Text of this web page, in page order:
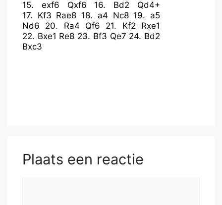
15. exf6 Qxf6 16. Bd2
Qd4+
17. Kf3 Rae8 18. a4 Nc8 19. a5
Nd6
20. Ra4 Qf6 21. Kf2
Rxe1
22. Bxe1 Re8 23. Bf3 Qe7 24. Bd2
Bxc3
Plaats een reactie